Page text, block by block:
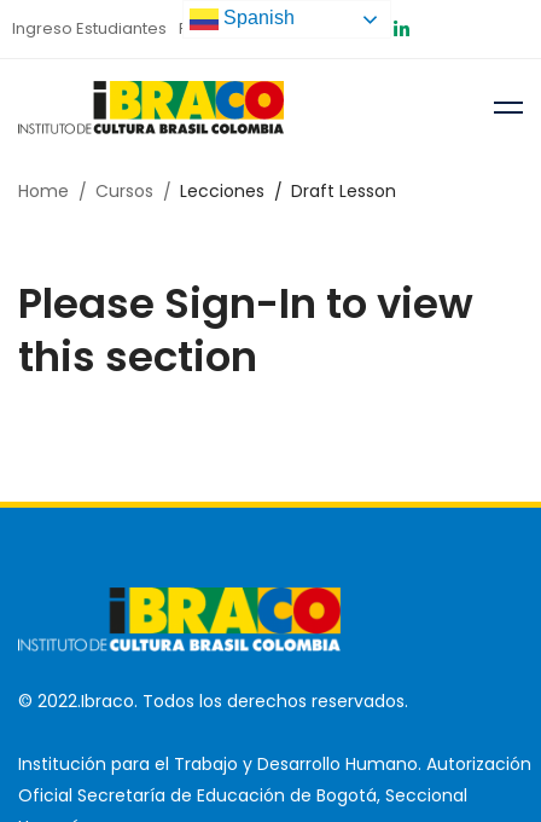
Ingreso Estudiantes Preinscripción
Home Cursos Lecciones Draft Lesson
Please Sign-In to view
this section
© 2022.Ibraco. Todos los derechos reservados.
Institución para el Trabajo y Desarrollo Humano. Autorización
Oficial Secretaría de Educación de Bogotá, Seccional
Spanish